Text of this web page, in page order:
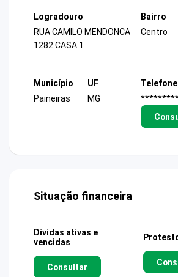
Logradouro
RUA CAMILO MENDONCA
1282 CASA 1
Bairro
Centro
Município
Paineiras
UF
MG
Telefone
Situação financeira
Dívidas ativas e
vencidas
Consultar